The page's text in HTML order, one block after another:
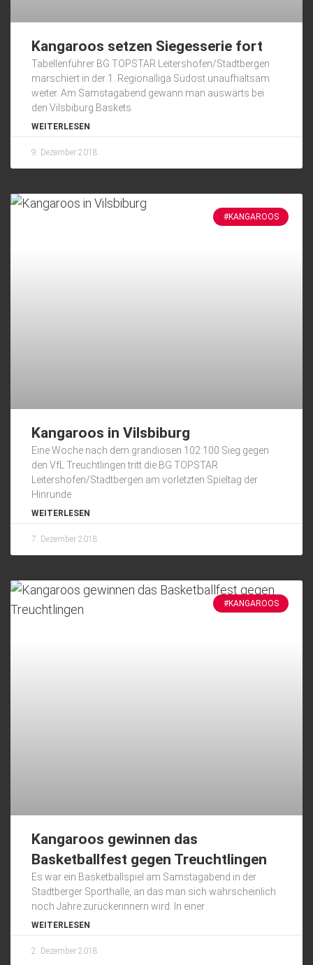
Kangaroos setzen Siegesserie fort
Tabellenführer BG TOPSTAR Leitershofen/Stadtbergen
marschiert in der 1. Regionalliga Südost unaufhaltsam
weiter. Am Samstagabend gewann man auswärts bei
den Vilsbiburg Baskets
WEITERLESEN
9. Dezember 2018
#KANGAROOS
Kangaroos in Vilsbiburg
Eine Woche nach dem grandiosen 102:100 Sieg gegen
den VfL Treuchtlingen tritt die BG TOPSTAR
Leitershofen/Stadtbergen am vorletzten Spieltag der
Hinrunde
WEITERLESEN
7. Dezember 2018
#KANGAROOS
Kangaroos gewinnen das
Basketballfest gegen Treuchtlingen
Es war ein Basketballspiel am Samstagabend in der
Stadtberger Sporthalle, an das man sich wahrscheinlich
noch Jahre zurückerinnern wird. In einer
WEITERLESEN
2. Dezember 2018